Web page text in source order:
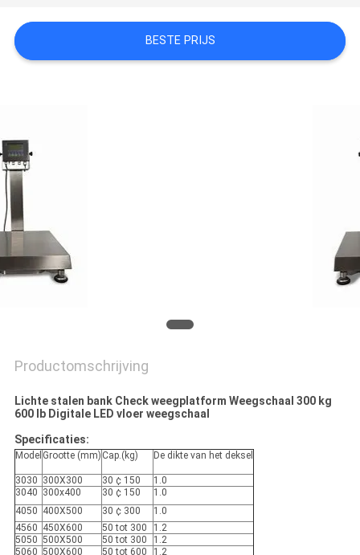
POLICY
BESTE PRIJS
Productomschrijving
Lichte stalen bank Check weegplatform Weegschaal 300 kg
600 lb Digitale LED vloer weegschaal
Specificaties:
Model Grootte (mm) Cap.(kg) De dikte van het deksel
3030 300X300 30 ¢ 150
1.0
3040 300x400 30 ¢ 150
1.0
4050 400X500 30 ¢ 300
1.0
4560 450X600 50 tot 300
1.2
5050 500X500 50 tot 300
1.2
5060 500X600 50 tot 600
1.2